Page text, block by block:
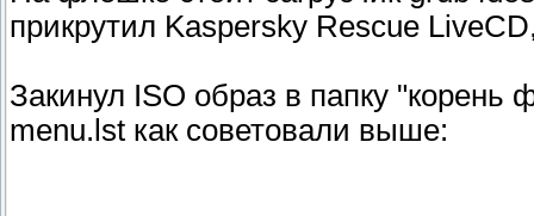
прикрутил Kaspersky Rescue
Закинул ISO образ в папку
menu.lst как советовали выше: